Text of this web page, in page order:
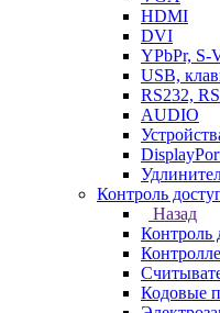
HDMI
DVI
YPbPr, S-
USB,
RS232,
AUDIO
Контроль
Назад
Контроль
Кодовые